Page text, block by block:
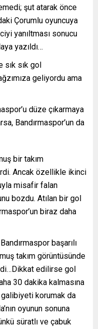
şut atarak önce
Çorumlu oyuncuya
yanıltması sonucu
yazıldı…
sık sık gol
geliyordu ama
düze çıkarmaya
Bandırmaspor’un da
bir takım
Ancak özellikle ikinci
misafir falan
bozdu. Atılan bir gol
biraz daha
başarılı
takım görüntüsünde
edilirse gol
30 dakika kalmasına
galibiyeti korumak da
oyunun sonuna
süratlı ve çabuk